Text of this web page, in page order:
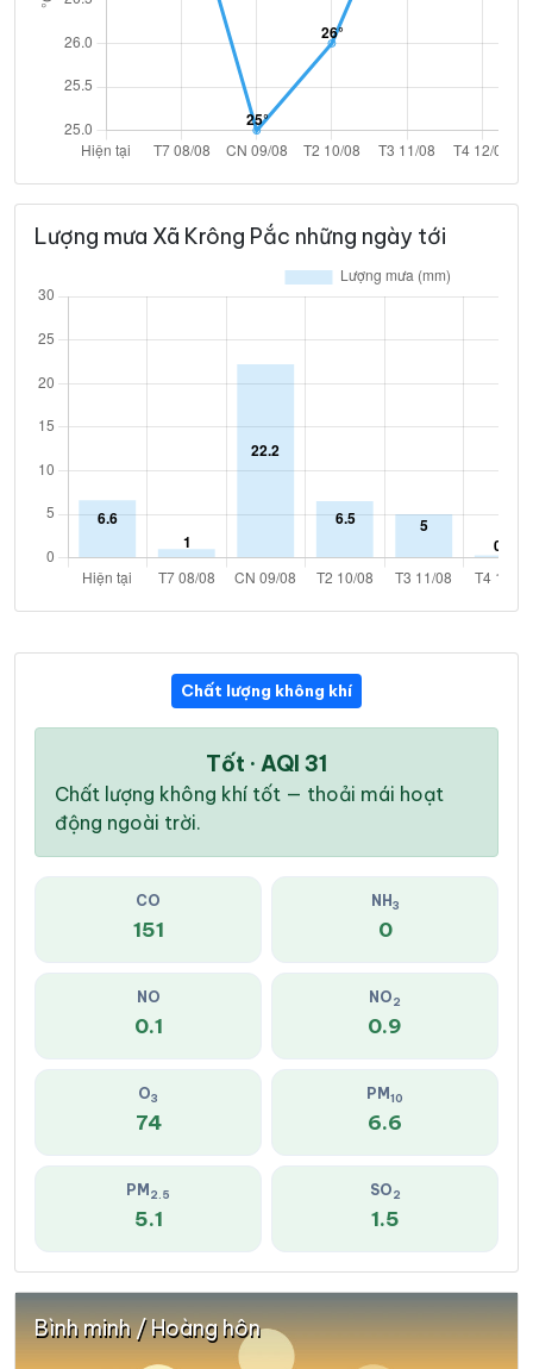
Lượng mưa Xã Krông Pắc những ngày tới
Chất lượng không khí
Tốt · AQI 31
Chất lượng không khí tốt — thoải mái hoạt
động ngoài trời.
CO
151
NH 3
0
NO
0.1
NO2
0.9
O3
74
PM 10
6.6
PM 2.5
5.1
SO2
1.5
Bình minh / Hoàng hôn